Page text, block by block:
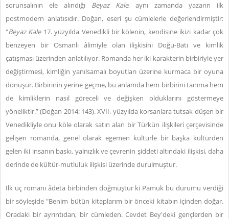
sorunsalının ele alındığı Beyaz Kale, aynı zamanda yazarın ilk
postmodern anlatısıdır. Doğan, eseri şu cümlelerle değerlendirmiştir:
"Beyaz Kale17. yüzyılda Venedikli bir kölenin, kendisine ikizi kadar çok
benzeyen bir Osmanlı âlimiyle olan ilişkisini Doğu-Batı ve kimlik
çatışması üzerinden anlatılıyor. Romanda her iki karakterin birbiriyle yer
değiştirmesi, kimliğin yanılsamalı boyutları üzerine kurmaca bir oyuna
dönüşür. Birbirinin yerine geçme, bu anlamda hem birbirini tanıma hem
de kimliklerin nasıl göreceli ve değişken olduklarını göstermeye
yöneliktir.” (Doğan 2014: 143). XVII. yüzyılda korsanlara tutsak düşen bir
Venedikliyle onu köle olarak satın alan bir Türkün ilişkileri çerçevisinde
gelişen romanda, genel olarak egemen kültürle bir başka kültürden
gelen iki insanın baskı, yalnızlık ve çevrenin şiddeti altındaki ilişkisi, daha
derinde de kültür-mutluluk ilişkisi üzerinde durulmuştur.
İlk üç romanı âdeta birbinden doğmuştur ki Pamuk bu durumu verdiği
bir söyleşide "Benim bütün kitaplarım bir önceki kitabın içinden doğar.
Oradaki bir ayrıntıdan, bir cümleden. Cevdet Bey'deki gençlerden bir